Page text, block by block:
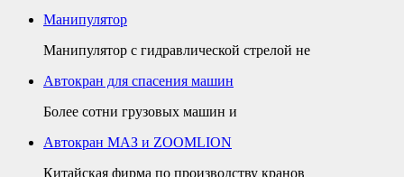
Манипулятор
Манипулятор с гидравлической стрелой не
Автокран для спасения машин
Более сотни грузовых машин и
Автокран МАЗ и ZOOMLION
Китайская фирма по производству кранов